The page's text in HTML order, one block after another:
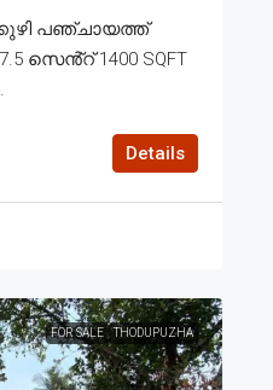
പഞ്ചായത്ത്
സെൻ്റ് 1400 SQFT
Details
FOR SALE THODUPUZHA